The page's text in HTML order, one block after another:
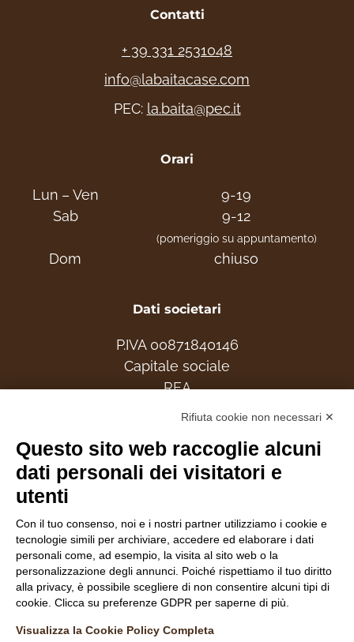
Contatti
+ 39 331 2531048
info@labaitacase.com
PEC: la.baita@pec.it
Orari
Lun – Ven
9-19
Sab
9-12
(pomeriggio su appuntamento)
Dom chiuso
Dati societari
P.IVA 00871840146
Capitale sociale
REA
Rifiuta cookie non necessari ✕
Questo sito web raccoglie alcuni
dati personali dei visitatori e
utenti
Con il tuo consenso, noi e i nostri partner utilizziamo i cookie e
tecnologie simili per archiviare, accedere ed elaborare i dati
personali come, ad esempio, la visita al sito web o la
personalizzazione degli annunci. Poiché rispettiamo il tuo diritto
alla privacy, è possibile scegliere di non consentire alcuni tipi di
cookie. Clicca su preferenze GDPR per saperne di più.
Visualizza la Cookie Policy Completa